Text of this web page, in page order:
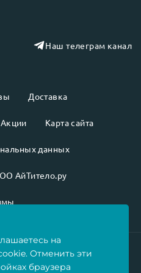
Доставка
Акции Карта сайта
данных
АйТитело.ру
Наш телеграм канал
на
. Отменить эти
браузера
офертойи могут
валют.